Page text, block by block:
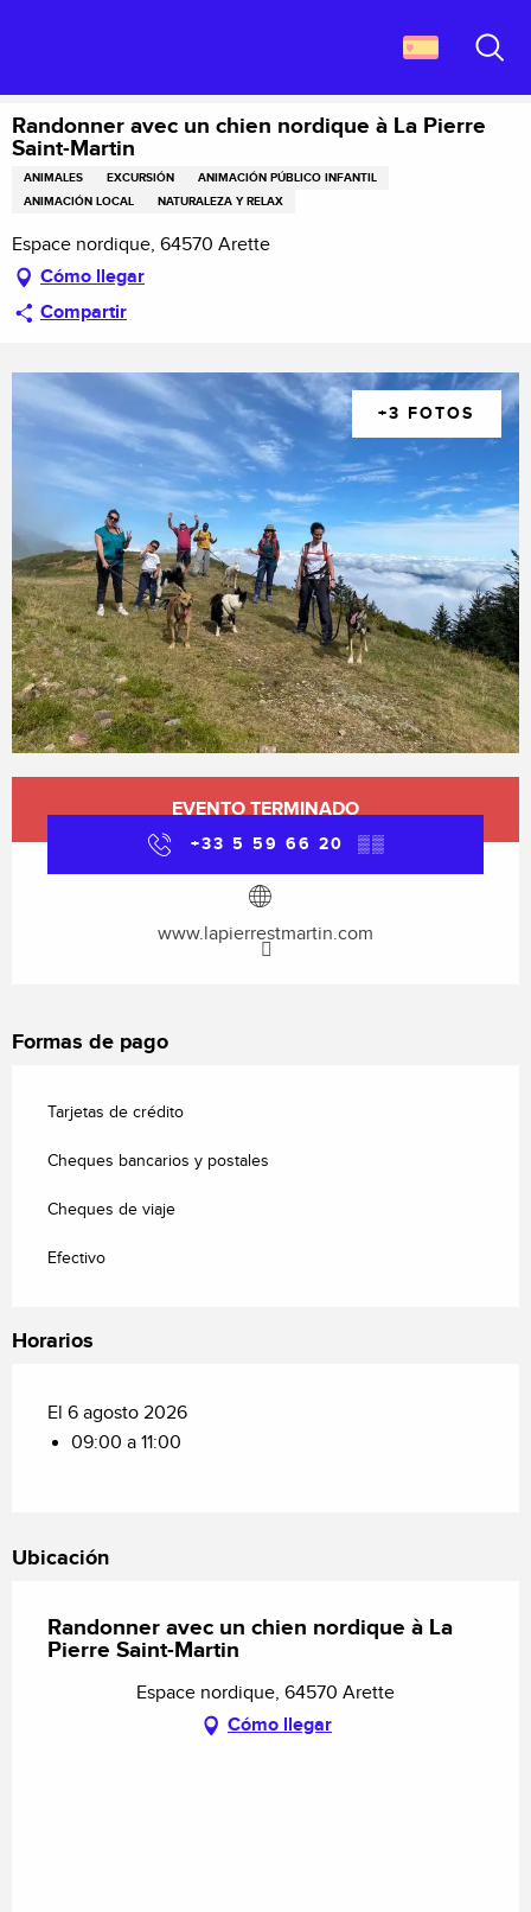
principal
Randonner avec un chien nordique à La Pierre Saint-Martin
Randonner avec un chien nordique à La Pierre
Saint-Martin
ANIMALES EXCURSIÓN
ANIMACIÓN PÚBLICO INFANTIL
ANIMACIÓN LOCAL
NATURALEZA Y RELAX
Espace nordique, 64570 Arette
Cómo llegar
Compartir
+3 FOTOS
EVENTO TERMINADO
+33 5 59 66 20 ▒▒
www.lapierrestmartin.com
Formas de pago
Tarjetas de crédito
Cheques bancarios y postales
Cheques de viaje
Efectivo
Horarios
El 6 agosto 2026
09:00 a 11:00
Ubicación
Randonner avec un chien nordique à La
Pierre Saint-Martin
Espace nordique, 64570 Arette
Cómo llegar